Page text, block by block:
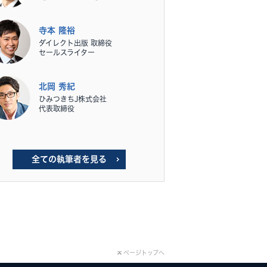
寺本 隆裕
ダイレクト出版 取締役
セールスライター
北岡 秀紀
ひみつきちJ株式会社
代表取締役
全ての執筆者を見る
ページトップへ